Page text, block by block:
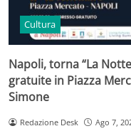
Cultura
Napoli, torna “La
gratuite in Piazza
Simone
Redazione Desk Ago 7,